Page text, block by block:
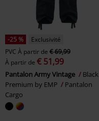
-25 %
Exclusivité
PVC À partir de € 69,99
À partir de € 51,99
Pantalon Army Vintage
Black
Premium by EMP
Pantalon
Cargo